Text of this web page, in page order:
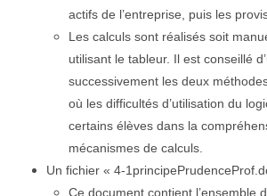
actifs de l’entreprise, puis les
Les calculs sont réalisés soit
utilisant le tableur. Il est conseillé
successivement les deux
où les difficultés d’utilisation du
certains élèves dans la
mécanismes de calculs.
Un fichier « 4-
Ce document contient l’ensemble